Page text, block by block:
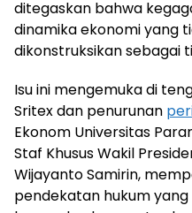
ditegaskan bahwa
dinamika ekonomi yang
dikonstruksikan sebagai
Isu ini mengemuka di
Sritex dan penurunan
Ekonom Universitas
Staf Khusus Wakil
Wijayanto Samirin,
pendekatan hukum